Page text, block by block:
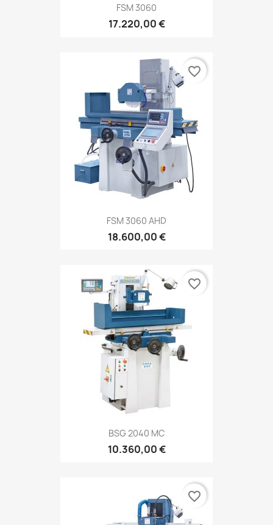
FSM 3060
17.220,00 €
FSM 3060 AHD
18.600,00 €
favorite_border
BSG 2040 MC
10.360,00 €
favorite_border
favorite_border